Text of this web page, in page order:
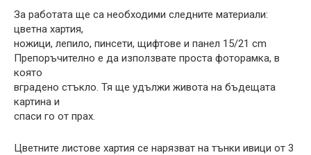
За работата ще са необходими следните материали:
цветна хартия,
ножици, лепило, пинсети, щифтове и панел 15/21 cm
Препоръчително е да използвате проста фоторамка, в
която
вградено стъкло. Тя ще удължи живота на бъдещата
картина и
спаси го от прах.
Цветните листове хартия се нарязват на тънки ивици от 3